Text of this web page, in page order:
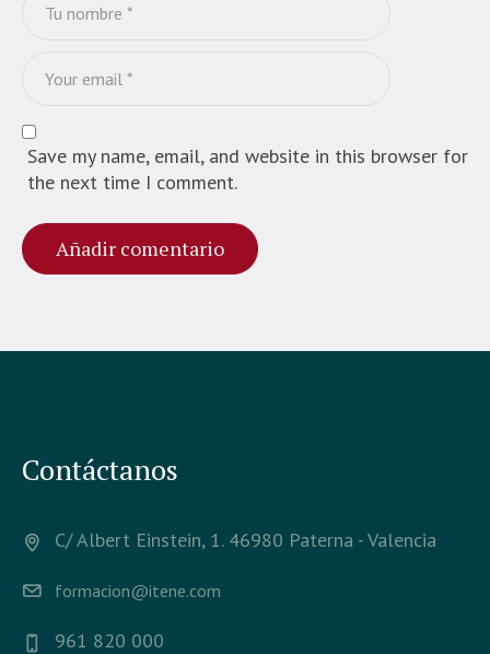
Save my name, email, and website in this browser for
the next time I comment.
Contáctanos
C/ Albert Einstein, 1. 46980 Paterna - Valencia
formacion@itene.com
961 820 000